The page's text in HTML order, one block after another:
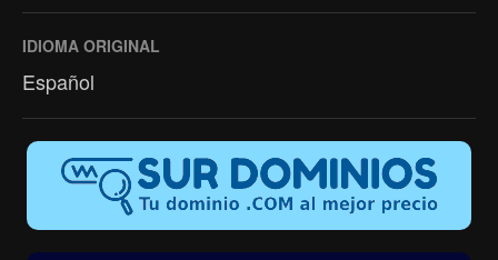
IDIOMA ORIGINAL
Español